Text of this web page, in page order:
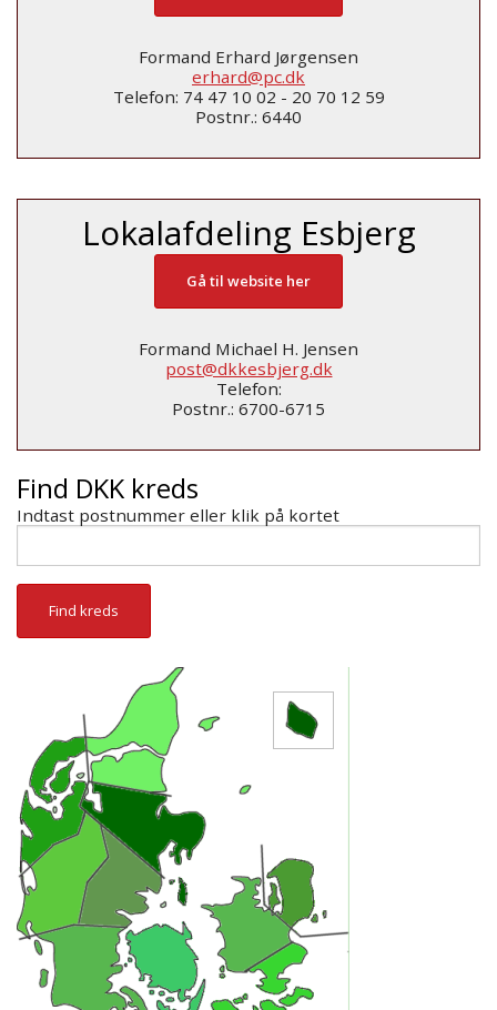
Formand Erhard Jørgensen
erhard@pc.dk
Telefon: 74 47 10 02 - 20 70 12 59
Postnr.: 6440
Lokalafdeling Esbjerg
Gå til website her
Formand Michael H. Jensen
post@dkkesbjerg.dk
Telefon:
Postnr.: 6700-6715
Find DKK kreds
Indtast postnummer eller klik på kortet